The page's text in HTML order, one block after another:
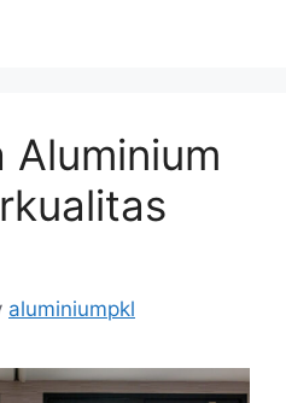
Aluminium
aluminiumpkl